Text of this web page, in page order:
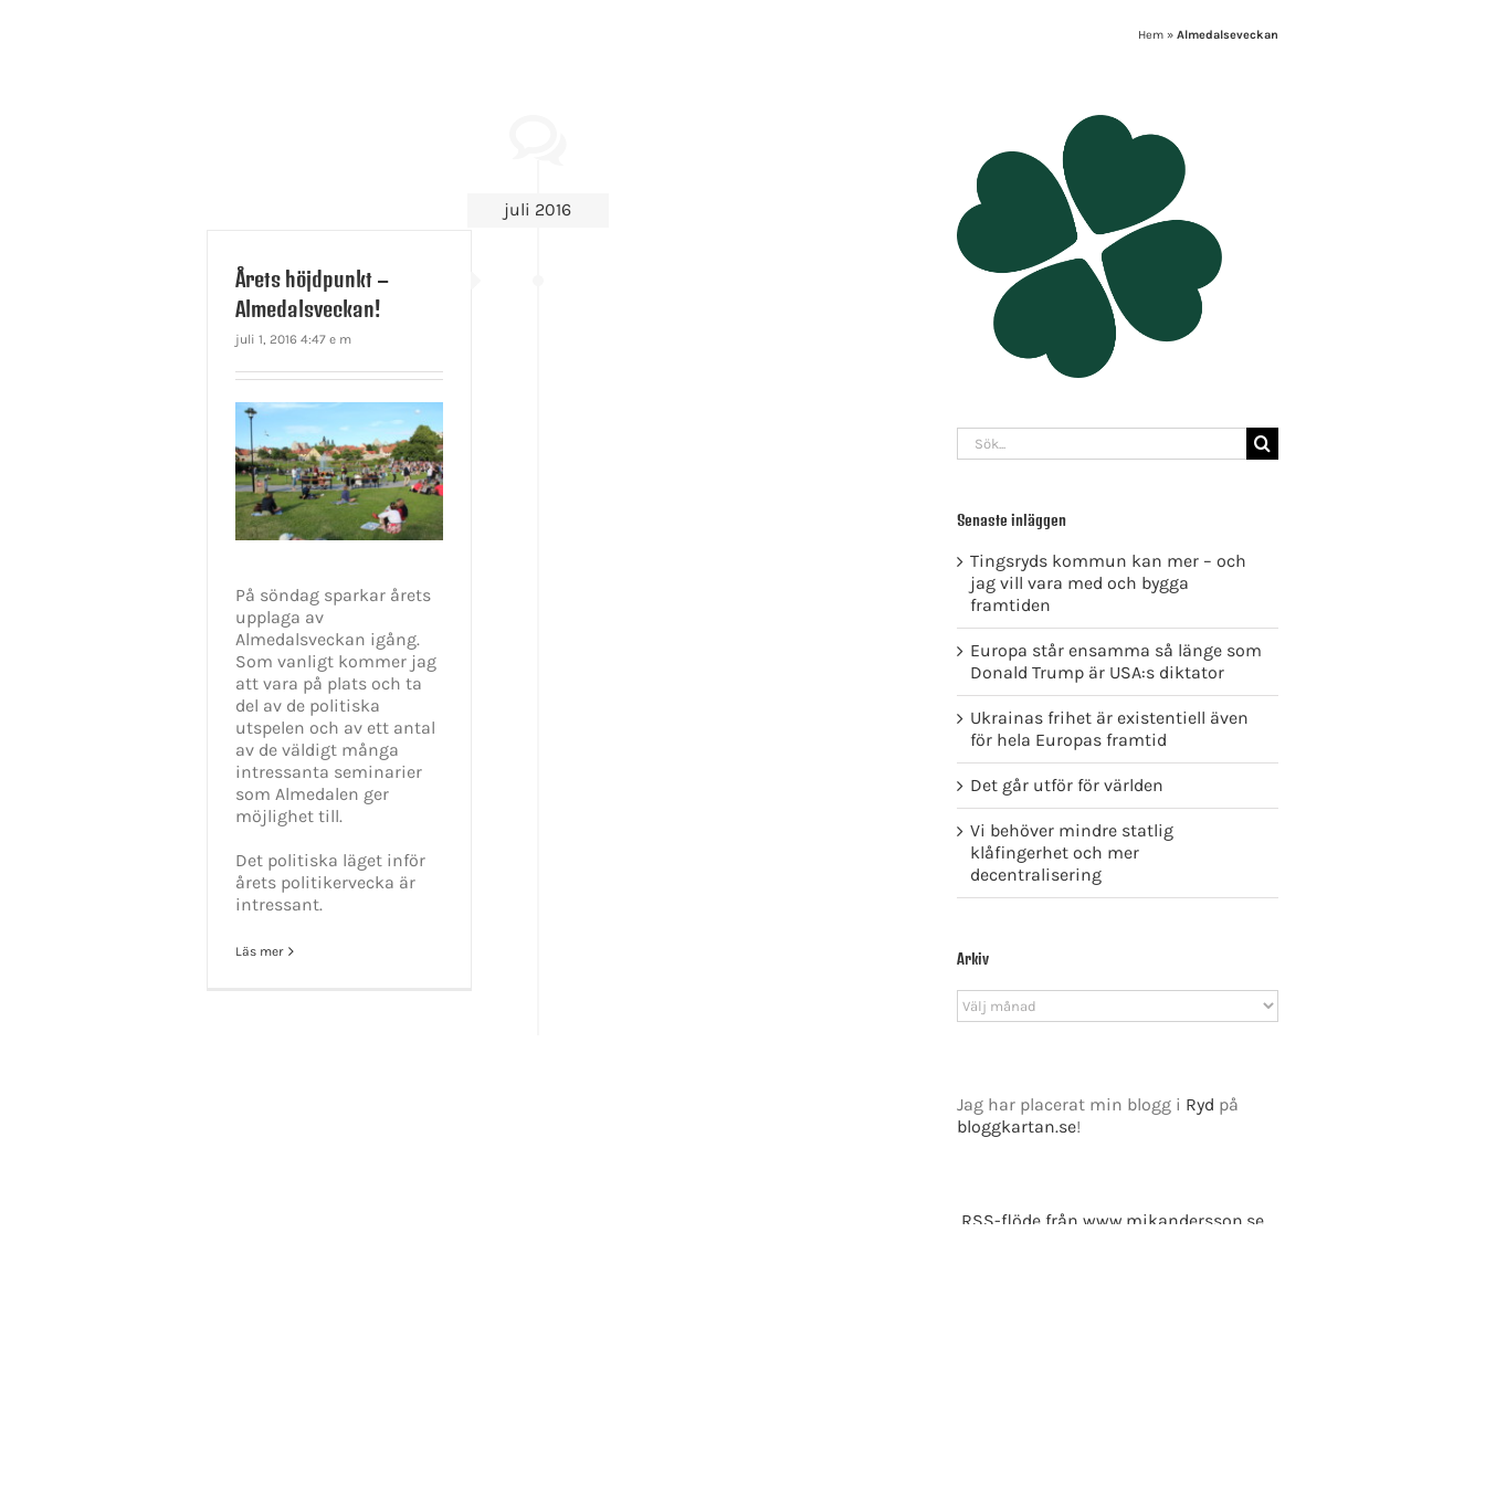
Hem » Almedalseveckan
juli 2016
Årets höjdpunkt –
Almedalsveckan!
juli 1, 2016 4:47 e m
På söndag sparkar årets
upplaga av
Almedalsveckan igång.
Som vanligt kommer jag
att vara på plats och ta
del av de politiska
utspelen och av ett antal
av de väldigt många
intressanta seminarier
som Almedalen ger
möjlighet till.
Det politiska läget inför
årets politikervecka är
intressant.
Läs mer
Sök
efter:
Senaste inläggen
Tingsryds kommun kan mer – och
jag vill vara med och bygga
framtiden
Europa står ensamma så länge som
Donald Trump är USA:s diktator
Ukrainas frihet är existentiell även
för hela Europas framtid
Det går utför för världen
Vi behöver mindre statlig
klåfingerhet och mer
decentralisering
Arkiv
Arkiv
Jag har placerat min blogg i Ryd på
bloggkartan.se!
RSS-flöde från www.mikandersson.se
KONTAKT INFO